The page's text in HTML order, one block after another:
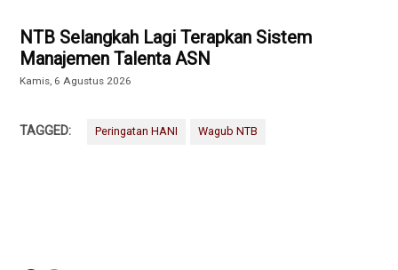
NTB Selangkah Lagi Terapkan Sistem
Manajemen Talenta ASN
Kamis, 6 Agustus 2026
TAGGED: Peringatan HANI Wagub NTB